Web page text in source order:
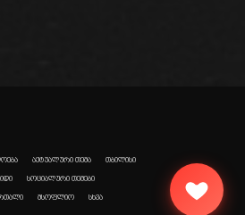
აქტუალური თემა თბილისი
სოციალური თემები
მსოფლიო სხვა